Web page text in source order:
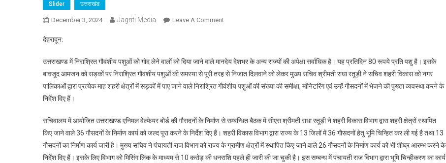
Slider उत्तराखंड
December 3, 2024 Jagriti Media Leave A CommentOn
रतूड़ी
ने
गौसदनों
के
सम्बन्ध
में
बैठक
देहरादून:
उत्तराखण्ड में निराश्रित गौवंशीय पशुओं को गोद लेने वालों को दिया जाने वाले मानदेय देशभर के अन्य राज्यों की अपेक्षा सर्वाधिक है। यह प्रतिदिन 80 रूपये प्रति पशु है। इसके
बावजूद आमजन को सड़कों पर निराश्रित गौवंशीय पशुओं की समस्या से पूरी तरह से निजात दिलवाने को लेकर मुख्य सचिव श्रीमती राधा रतूड़ी ने सचिव शहरी विकास को नगर
पालिकाओं द्वारा प्रत्येक माह शहरी क्षेत्रों में सड़कों में पाए जाने वाले निराश्रित गौवंशीय पशुओं की संख्या की समीक्षा, माॅनिटरिंग एवं उन्हें गौसदनों में भेजने की पुख्ता व्यवस्था करने के
निर्देश दिए हैं।
सचिवालय में आयोजित उत्तराखण्ड एनिमल वेल्फेयर बोर्ड की गौसदनों के निर्माण से सम्बन्धित बैठक में सीएस श्रीमती राधा रतूड़ी ने शहरी विकास विभाग द्वारा शहरी क्षेत्रों स्थापित
किए जाने वाले 36 गौसदनों के निर्माण कार्य को जल्द पूरा करने के निर्देश दिए हैं। शहरी विकास विभाग द्वारा राज्य के 13 जिलों में 36 गौसदनों हेतु भूमि चिन्हित कर ली गई है तथा 13
गौसदनों का निर्माण कार्य जारी है। मुख्य सचिव ने पंचायती राज विभाग को राज्य के ग्रामीण क्षेत्रों में स्थापित किए जाने वाले 26 गौसदनों के निर्माण कार्य को भी शीघ्र आरम्भ करने के
निर्देश दिए हैं। इसके लिए विभाग को मिसिंग लिंक के माध्यम से 10 करोड़ की धनराशि पहले ही जारी की जा चुकी है। इस सम्बन्ध में पंचायती राज विभाग द्वारा भूमि चिन्हीकरण का कार्य